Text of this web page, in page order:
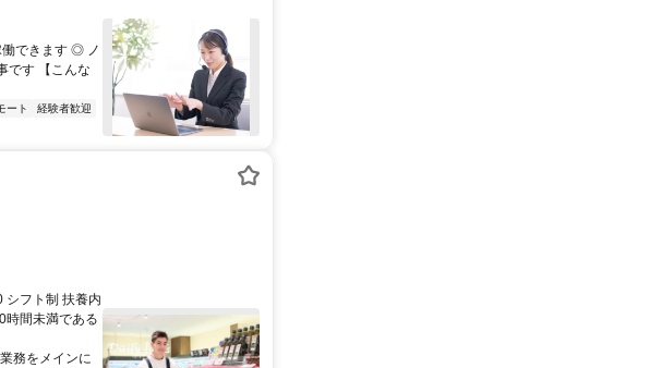
できます ◎ ノ
です 【こんな
ート
経験者歓迎
シフト制 扶養内
時間未満である
務をメインに